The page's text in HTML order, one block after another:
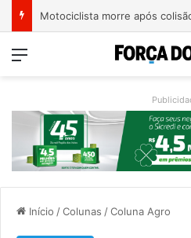
Menu
Início /Colunas /Coluna Agro